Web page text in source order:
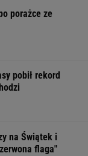
porażce ze
pobił rekord
na Świątek i
flaga"